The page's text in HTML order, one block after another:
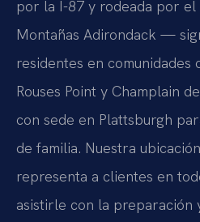
por la I-87 y rodeada por el
Montañas Adirondack —
residentes en comunidades
Rouses Point y Champlain
con sede en Plattsburgh
de familia. Nuestra
representa a clientes en
asistirle con la preparación